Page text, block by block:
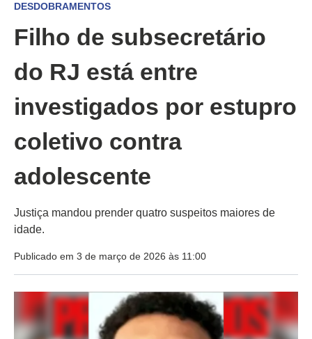
DESDOBRAMENTOS
Filho de subsecretário
do RJ está entre
investigados por estupro
coletivo contra
adolescente
Justiça mandou prender quatro suspeitos maiores de
idade.
Publicado em 3 de março de 2026 às 11:00